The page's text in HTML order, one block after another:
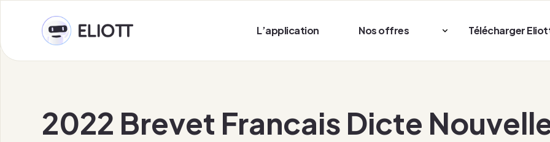
L’application Nos offres Télécharger
2022 Brevet Francais Dicte